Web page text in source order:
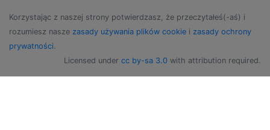
Korzystając z naszej strony potwierdzasz, że przeczytałeś(-aś) i
rozumiesz nasze zasady używania plików cookie i zasady ochrony
prywatności.
Licensed under cc by-sa 3.0 with attribution required.